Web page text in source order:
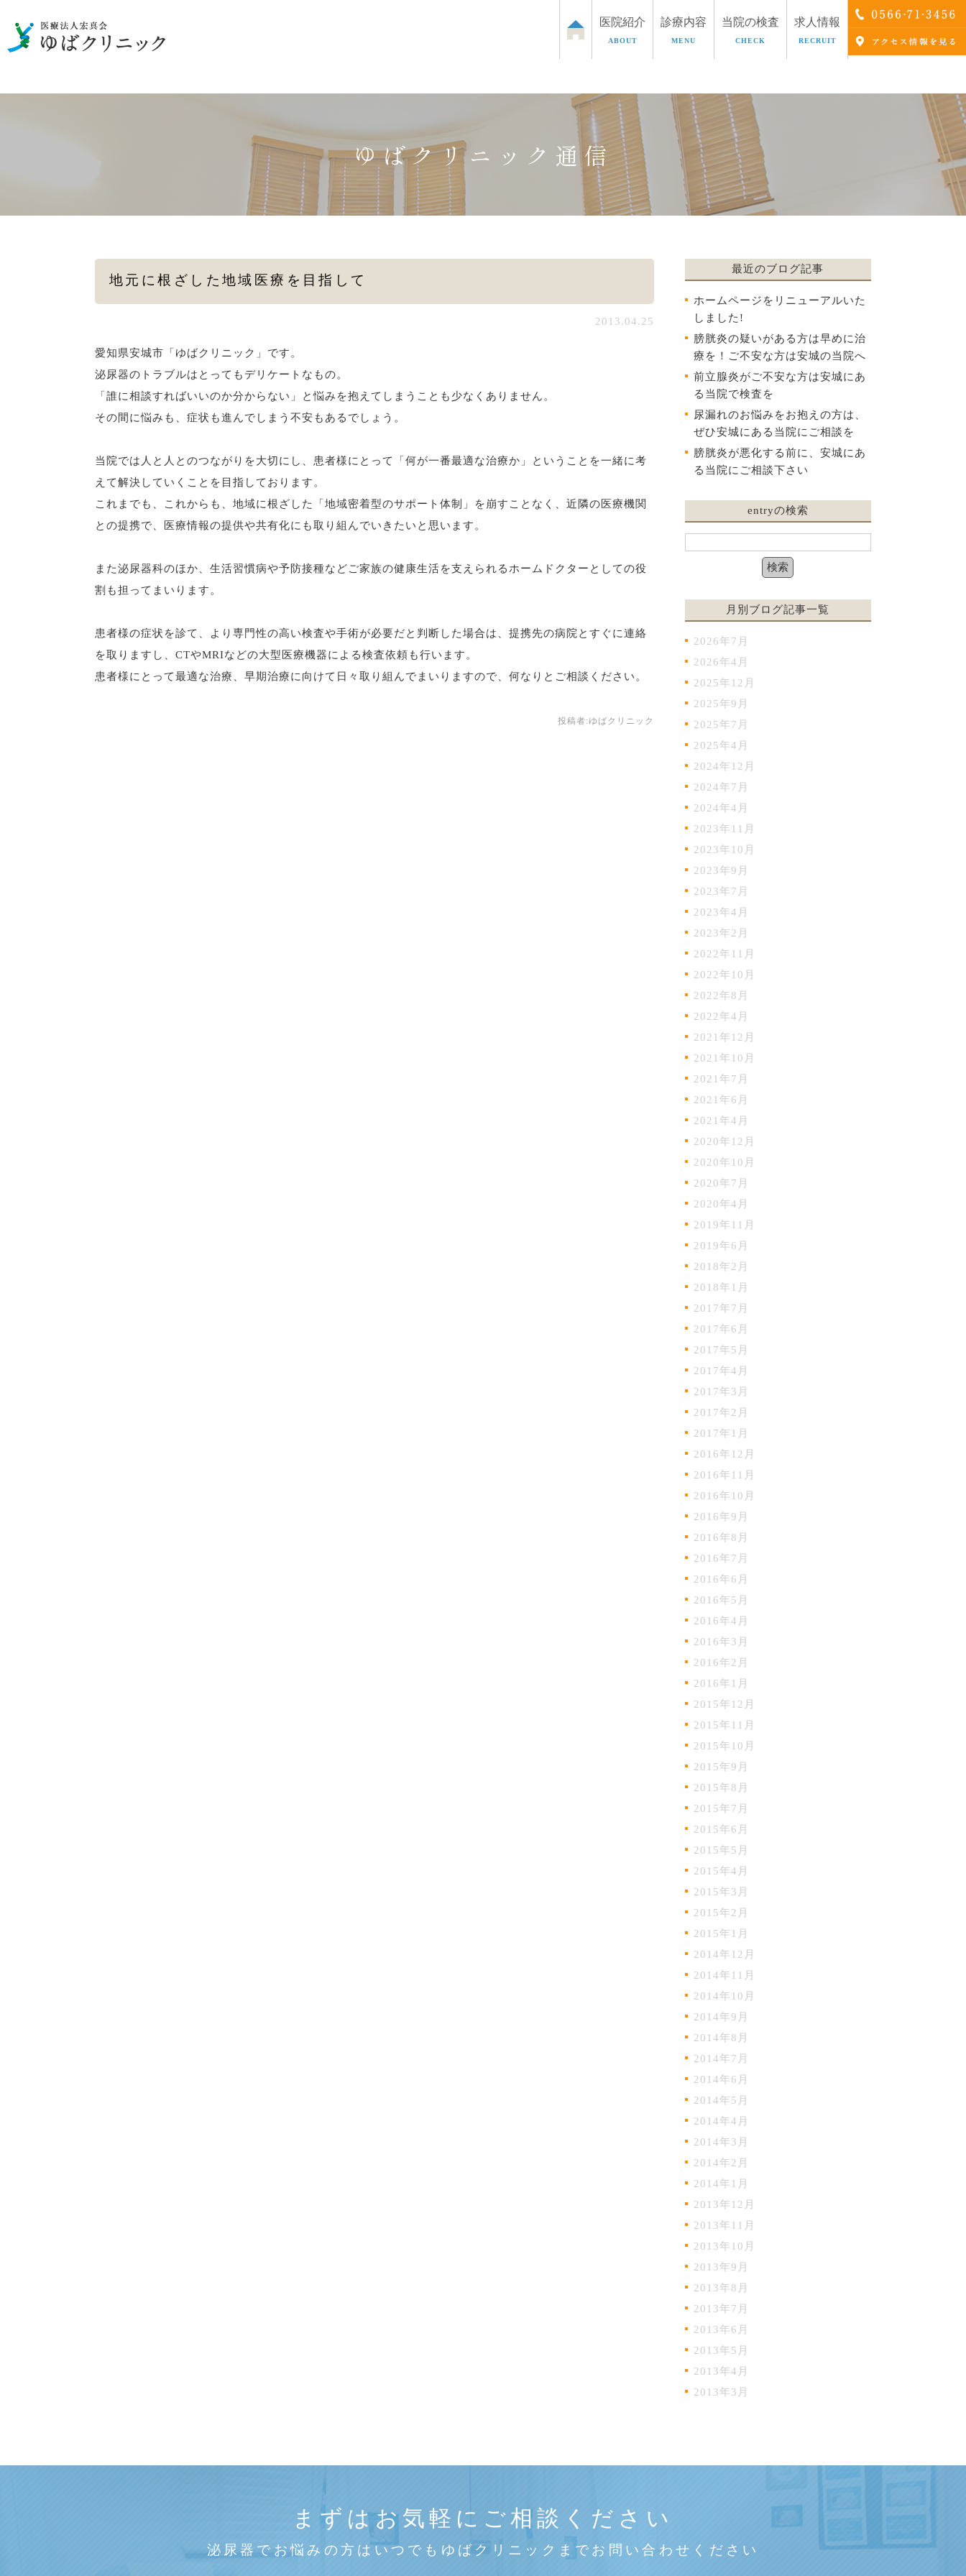
医院紹介
ABOUT
診療内容
MENU
女性の泌尿器のお悩み お子さまの泌尿器のお悩み ED治療
AGA治療
当院の検査
CHECK
性病の検査・治療
求人情報
RECRUIT
ゆばクリニック通信
地元に根ざした地域医療を目指して
2013.04.25
愛知県安城市「ゆばクリニック」です。
泌尿器のトラブルはとってもデリケートなもの。
「誰に相談すればいいのか分からない」と悩みを抱えてしまうことも少なくありません。
その間に悩みも、症状も進んでしまう不安もあるでしょう。
当院では人と人とのつながりを大切にし、患者様にとって「何が一番最適な治療か」ということを一緒に考
えて解決していくことを目指しております。
これまでも、これからも、地域に根ざした「地域密着型のサポート体制」を崩すことなく、近隣の医療機関
との提携で、医療情報の提供や共有化にも取り組んでいきたいと思います。
また泌尿器科のほか、生活習慣病や予防接種などご家族の健康生活を支えられるホームドクターとしての役
割も担ってまいります。
患者様の症状を診て、より専門性の高い検査や手術が必要だと判断した場合は、提携先の病院とすぐに連絡
を取りますし、CTやMRIなどの大型医療機器による検査依頼も行います。
患者様にとって最適な治療、早期治療に向けて日々取り組んでまいりますので、何なりとご相談ください。
投稿者: ゆばクリニック
最近のブログ記事
ホームページをリニューアルいた
しました!
膀胱炎の疑いがある方は早めに治
療を！ご不安な方は安城の当院へ
前立腺炎がご不安な方は安城にあ
る当院で検査を
尿漏れのお悩みをお抱えの方は、
ぜひ安城にある当院にご相談を
膀胱炎が悪化する前に、安城にあ
る当院にご相談下さい
entryの検索
月別ブログ記事一覧
2026年7月
2026年4月
2025年12月
2025年9月
2025年7月
2025年4月
2024年12月
2024年7月
2024年4月
2023年11月
2023年10月
2023年9月
2023年7月
2023年4月
2023年2月
2022年11月
2022年10月
2022年8月
2022年4月
2021年12月
2021年10月
2021年7月
2021年6月
2021年4月
2020年12月
2020年10月
2020年7月
2020年4月
2019年11月
2019年6月
2018年2月
2018年1月
2017年7月
2017年6月
2017年5月
2017年4月
2017年3月
2017年2月
2017年1月
2016年12月
2016年11月
2016年10月
2016年9月
2016年8月
2016年7月
2016年6月
2016年5月
2016年4月
2016年3月
2016年2月
2016年1月
2015年12月
2015年11月
2015年10月
2015年9月
2015年8月
2015年7月
2015年6月
2015年5月
2015年4月
2015年3月
2015年2月
2015年1月
2014年12月
2014年11月
2014年10月
2014年9月
2014年8月
2014年7月
2014年6月
2014年5月
2014年4月
2014年3月
2014年2月
2014年1月
2013年12月
2013年11月
2013年10月
2013年9月
2013年8月
2013年7月
2013年6月
2013年5月
2013年4月
2013年3月
まずはお気軽にご相談ください
泌尿器でお悩みの方はいつでもゆばクリニックまでお問い合わせください